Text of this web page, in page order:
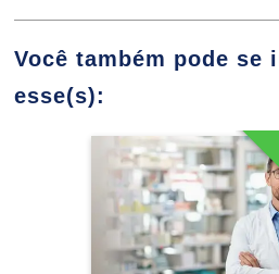
Dispensação
Estratégias para a
Racional de
Você também pode se
esse(s):
Detalhes